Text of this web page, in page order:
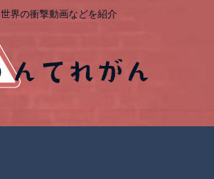
世界の衝撃動画などを紹介